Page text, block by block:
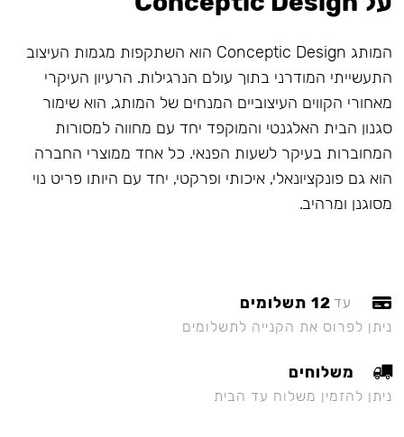
המותג Conceptic Design הוא השתקפות מגמות העיצוב
התעשייתי המודרני בתוך עולם הנרגילות. הרעיון העיקרי
מאחורי הקווים העיצוביים המנחים של המותג, הוא שימור
סגנון הבית האלגנטי והמוקפד יחד עם מחווה למסורות
המחוברות בעיקר לשעות הפנאי. כל אחד ממוצרי החברה
הוא גם פונקציונאלי, איכותי ופרקטי, יחד עם היותו פריט נוי
מסוגנן ומרהיב.
עד 12 תשלומים
ניתן לפרוס את הקנייה לתשלומים
משלוחים
ניתן להזמין משלוח עד הבית